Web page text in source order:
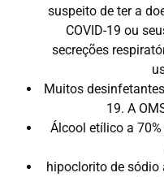
suspeito de ter a
COVID-19 ou
secreções
Muitos
19. A
Álcool etílico a
hipoclorito de sódio